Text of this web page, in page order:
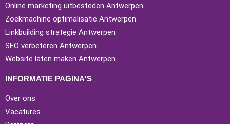
Online marketing uitbesteden Antwerpen
Zoekmachine optimalisatie Antwerpen
Linkbuilding strategie Antwerpen
SEO verbeteren Antwerpen
Website laten maken Antwerpen
INFORMATIE PAGINA'S
Over ons
Vacatures